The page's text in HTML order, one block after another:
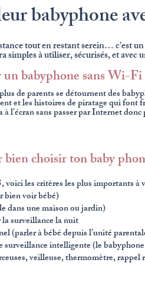
babyphone
tout en restant serein… c’est
à utiliser, sécurisés, et avec
babyphone sans Wi-Fi
de parents se détournent des
et les histoires de piratage qui font
l’écran sans passer par Internet
choisir ton baby
voici les critères les plus importants à
bien voir bébé)
dans une maison ou jardin)
surveillance la nuit
(parler à bébé depuis l’unité
intelligente (le
veilleuse, thermomètre,